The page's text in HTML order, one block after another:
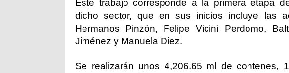
Este trabajo corresponde a la primera etapa
dicho sector, que en sus inicios incluye las
Hermanos Pinzón, Felipe Vicini Perdomo,
Jiménez y Manuela Diez.
Se realizarán unos 4,206.65 ml de contenes,